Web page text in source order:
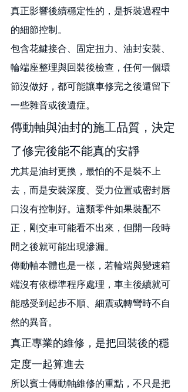
真正影響後續穩定性的，是拆裝過程中
的細節控制。
包含花鍵接合、固定扭力、油封安裝、
輪端座整理與回裝後檢查，任何一個環
節沒做好，都可能讓車修完之後還留下
一些雜音或後遺症。
傳動軸與油封的施工品質，決定
了修完後能不能真的安靜
尤其是油封更換，最怕的不是裝不上
去，而是安裝深度、受力位置或密封唇
口沒有控制好。這類零件如果裝配不
正，剛交車可能看不出來，但開一段時
間之後就可能出現滲漏。
傳動軸本體也是一樣，若輪端與變速箱
端沒有依標準程序處理，車主後續就可
能感受到起步不順、細震或轉彎時不自
然的異音。
真正專業的維修，是把回裝後的穩
定度一起算進去
所以賓士傳動軸維修的重點，不只是把